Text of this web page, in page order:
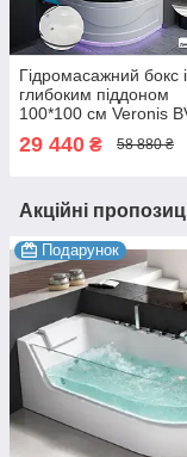
Гідромасажний бокс
глибоким піддоном
100*100 см Veronis
100 / Гідромасажні
Veronis Італія
29 440 ₴ 58 880 ₴
Акційні
Подарунок